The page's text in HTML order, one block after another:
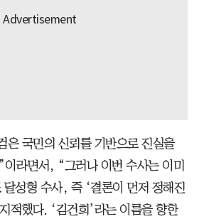
은 국민의 신뢰를 기반으로 진실을
라면서, “그러나 이번 수사는 이미
성형 수사, 즉 ‘결론이 먼저 정해진
적했다. ‘김건희’라는 이름을 향한